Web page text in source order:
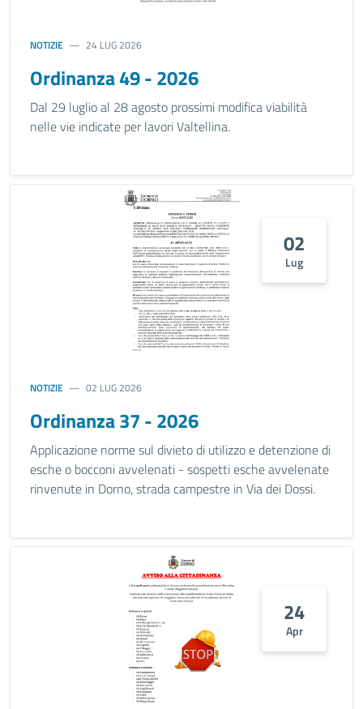
NOTIZIE 24 LUG 2026
Ordinanza 49 - 2026
Dal 29 luglio al 28 agosto prossimi modifica viabilità
nelle vie indicate per lavori Valtellina.
02
Lug
NOTIZIE 02 LUG 2026
Ordinanza 37 - 2026
Applicazione norme sul divieto di utilizzo e detenzione di
esche o bocconi avvelenati - sospetti esche avvelenate
rinvenute in Dorno, strada campestre in Via dei Dossi.
24
Apr